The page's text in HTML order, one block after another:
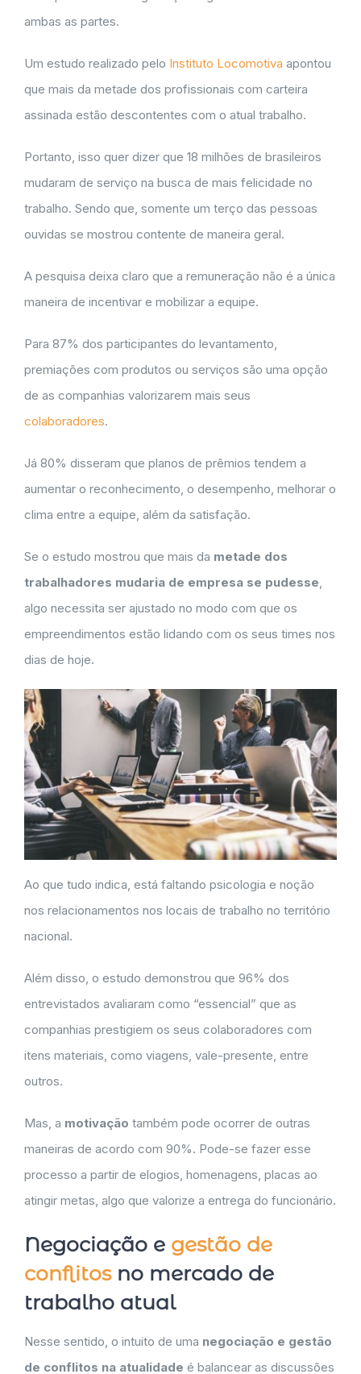
ambas as partes.
Um estudo realizado pelo Instituto Locomotiva apontou
que mais da metade dos profissionais com carteira
assinada estão descontentes com o atual trabalho.
Portanto, isso quer dizer que 18 milhões de brasileiros
mudaram de serviço na busca de mais felicidade no
trabalho. Sendo que, somente um terço das pessoas
ouvidas se mostrou contente de maneira geral.
A pesquisa deixa claro que a remuneração não é a única
maneira de incentivar e mobilizar a equipe.
Para 87% dos participantes do levantamento,
premiações com produtos ou serviços são uma opção
de as companhias valorizarem mais seus
colaboradores.
Já 80% disseram que planos de prêmios tendem a
aumentar o reconhecimento, o desempenho, melhorar o
clima entre a equipe, além da satisfação.
Se o estudo mostrou que mais da metade dos
trabalhadores mudaria de empresa se pudesse,
algo necessita ser ajustado no modo com que os
empreendimentos estão lidando com os seus times nos
dias de hoje.
Ao que tudo indica, está faltando psicologia e noção
nos relacionamentos nos locais de trabalho no território
nacional.
Além disso, o estudo demonstrou que 96% dos
entrevistados avaliaram como “essencial” que as
companhias prestigiem os seus colaboradores com
itens materiais, como viagens, vale-presente, entre
outros.
Mas, a motivação também pode ocorrer de outras
maneiras de acordo com 90%. Pode-se fazer esse
processo a partir de elogios, homenagens, placas ao
atingir metas, algo que valorize a entrega do funcionário.
Negociação e gestão de
conflitosno mercado de
trabalho atual
Nesse sentido, o intuito de uma negociação e gestão
de conflitos na atualidade é balancear as discussões